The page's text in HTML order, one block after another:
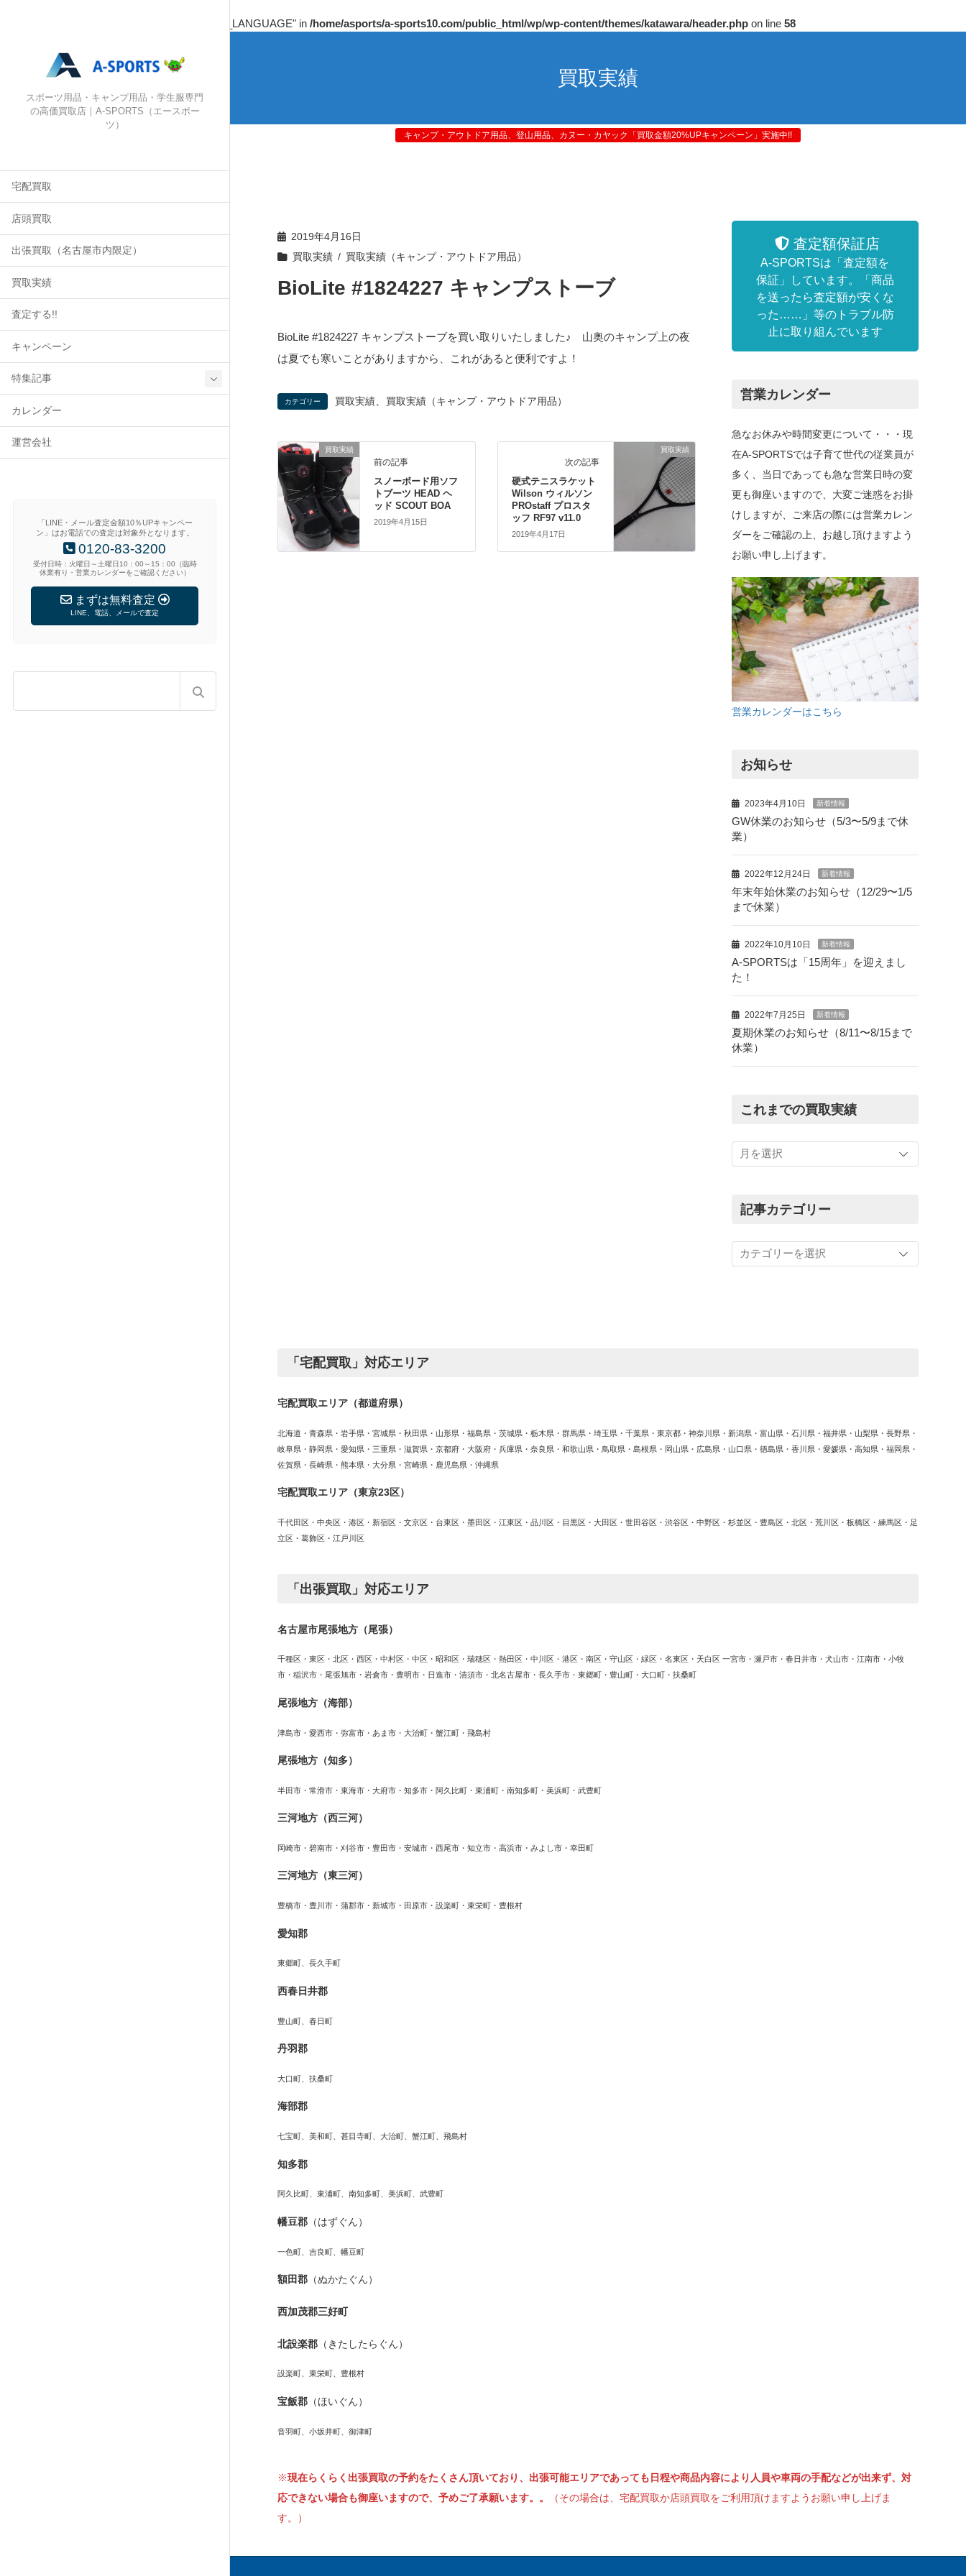
: Undefined array key "HTTP_ACCEPT_LANGUAGE" in /home/asports/a-sports10.com/public_html/wp/wp-content/themes/katawara/header.php on line 58
スポーツ用品・キャンプ用品・学生服専門
の高価買取店｜A-SPORTS（エースポー
ツ）
宅配買取
店頭買取
出張買取（名古屋市内限定）
買取実績
査定する!!
キャンペーン
特集記事
カレンダー
運営会社
「LINE・メール査定金額10％UPキャンペー
ン」はお電話での査定は対象外となります。
0120-83-3200
受付日時：火曜日～土曜日10：00～15：00（臨時
休業有り・営業カレンダーをご確認ください）
まずは無料査定
LINE、電話、メールで査定
買取実績
キャンプ・アウトドア用品、登山用品、カヌー・カヤック「買取金額20%UPキャンペーン」実施中!!
2019年4月16日
買取実績
買取実績（キャンプ・アウトドア用品）
BioLite #1824227 キャンプストーブ
BioLite #1824227 キャンプストーブを買い取りいたしました♪ 山奥のキャンプ上の夜
は夏でも寒いことがありますから、これがあると便利ですよ！
カテゴリー 買取実績 買取実績（キャンプ・アウトドア用品）
買取実績
前の記事
スノーボード用ソフ
トブーツ HEAD ヘ
ッド SCOUT BOA
2019年4月15日
買取実績
次の記事
硬式テニスラケット
Wilson ウィルソン
PROstaff プロスタ
ッフ RF97 v11.0
2019年4月17日
査定額保証店
A-SPORTSは「査定額を
保証」しています。「商品
を送ったら査定額が安くな
った……」等のトラブル防
止に取り組んでいます
営業カレンダー
急なお休みや時間変更について・・・現
在A-SPORTSでは子育て世代の従業員が
多く、当日であっても急な営業日時の変
更も御座いますので、大変ご迷惑をお掛
けしますが、ご来店の際には営業カレン
ダーをご確認の上、お越し頂けますよう
お願い申し上げます。
営業カレンダーはこちら
お知らせ
2023年4月10日 新着情報
GW休業のお知らせ（5/3〜5/9まで休
業）
2022年12月24日 新着情報
年末年始休業のお知らせ（12/29〜1/5
まで休業）
2022年10月10日 新着情報
A-SPORTSは「15周年」を迎えまし
た！
2022年7月25日 新着情報
夏期休業のお知らせ（8/11〜8/15まで
休業）
これまでの買取実績
ま
買
績
記事カテゴリー
事
カ
「宅配買取」対応エリア
宅配買取エリア（都道府県）
北海道・青森県・岩手県・宮城県・秋田県・山形県・福島県・茨城県・栃木県・群馬県・埼玉県・千葉県・東京都・神奈川県・新潟県・富山県・石川県・福井県・山梨県・長野県・
岐阜県・静岡県・愛知県・三重県・滋賀県・京都府・大阪府・兵庫県・奈良県・和歌山県・鳥取県・島根県・岡山県・広島県・山口県・徳島県・香川県・愛媛県・高知県・福岡県・
佐賀県・長崎県・熊本県・大分県・宮崎県・鹿児島県・沖縄県
宅配買取エリア（東京23区）
千代田区・中央区・港区・新宿区・文京区・台東区・墨田区・江東区・品川区・目黒区・大田区・世田谷区・渋谷区・中野区・杉並区・豊島区・北区・荒川区・板橋区・練馬区・足
立区・葛飾区・江戸川区
「出張買取」対応エリア
名古屋市尾張地方（尾張）
千種区・東区・北区・西区・中村区・中区・昭和区・瑞穂区・熱田区・中川区・港区・南区・守山区・緑区・名東区・天白区 一宮市・瀬戸市・春日井市・犬山市・江南市・小牧
市・稲沢市・尾張旭市・岩倉市・豊明市・日進市・清須市・北名古屋市・長久手市・東郷町・豊山町・大口町・扶桑町
尾張地方（海部）
津島市・愛西市・弥富市・あま市・大治町・蟹江町・飛島村
尾張地方（知多）
半田市・常滑市・東海市・大府市・知多市・阿久比町・東浦町・南知多町・美浜町・武豊町
三河地方（西三河）
岡崎市・碧南市・刈谷市・豊田市・安城市・西尾市・知立市・高浜市・みよし市・幸田町
三河地方（東三河）
豊橋市・豊川市・蒲郡市・新城市・田原市・設楽町・東栄町・豊根村
愛知郡
東郷町、長久手町
西春日井郡
豊山町、春日町
丹羽郡
大口町、扶桑町
海部郡
七宝町、美和町、甚目寺町、大治町、蟹江町、飛島村
知多郡
阿久比町、東浦町、南知多町、美浜町、武豊町
幡豆郡 （はずぐん）
一色町、吉良町、幡豆町
額田郡 （ぬかたぐん）
西加茂郡三好町
北設楽郡 （きたしたらぐん）
設楽町、東栄町、豊根村
宝飯郡 （ほいぐん）
音羽町、小坂井町、御津町
※現在らくらく出張買取の予約をたくさん頂いており、出張可能エリアであっても日程や商品内容により人員や車両の手配などが出来ず、対
応できない場合も御座いますので、予めご了承願います。。
（その場合は、宅配買取か店頭買取をご利用頂けますようお願い申し上げま
す。）